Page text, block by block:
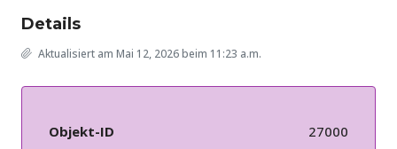
Details
Aktualisiert am Mai 12, 2026 beim 11:23 a.m.
Objekt-ID 27000